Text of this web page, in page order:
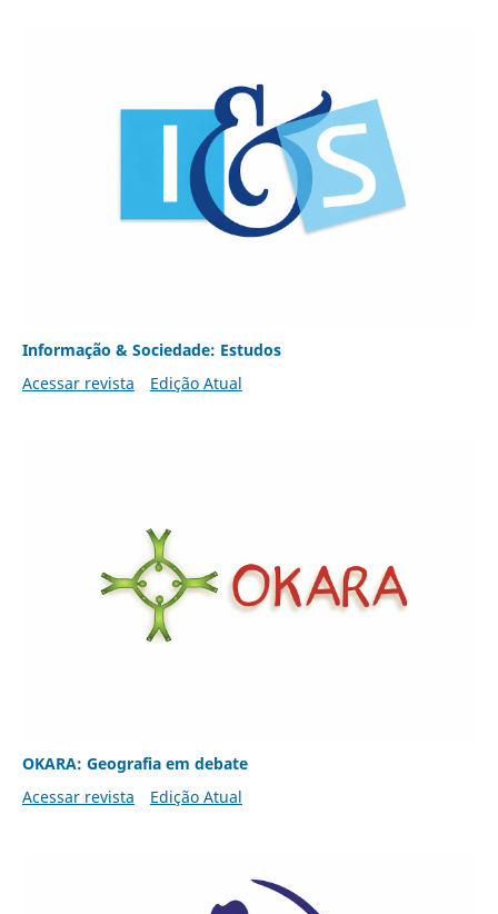
Informação & Sociedade: Estudos
Acessar revista
Edição Atual
OKARA: Geografia em debate
Acessar revista
Edição Atual